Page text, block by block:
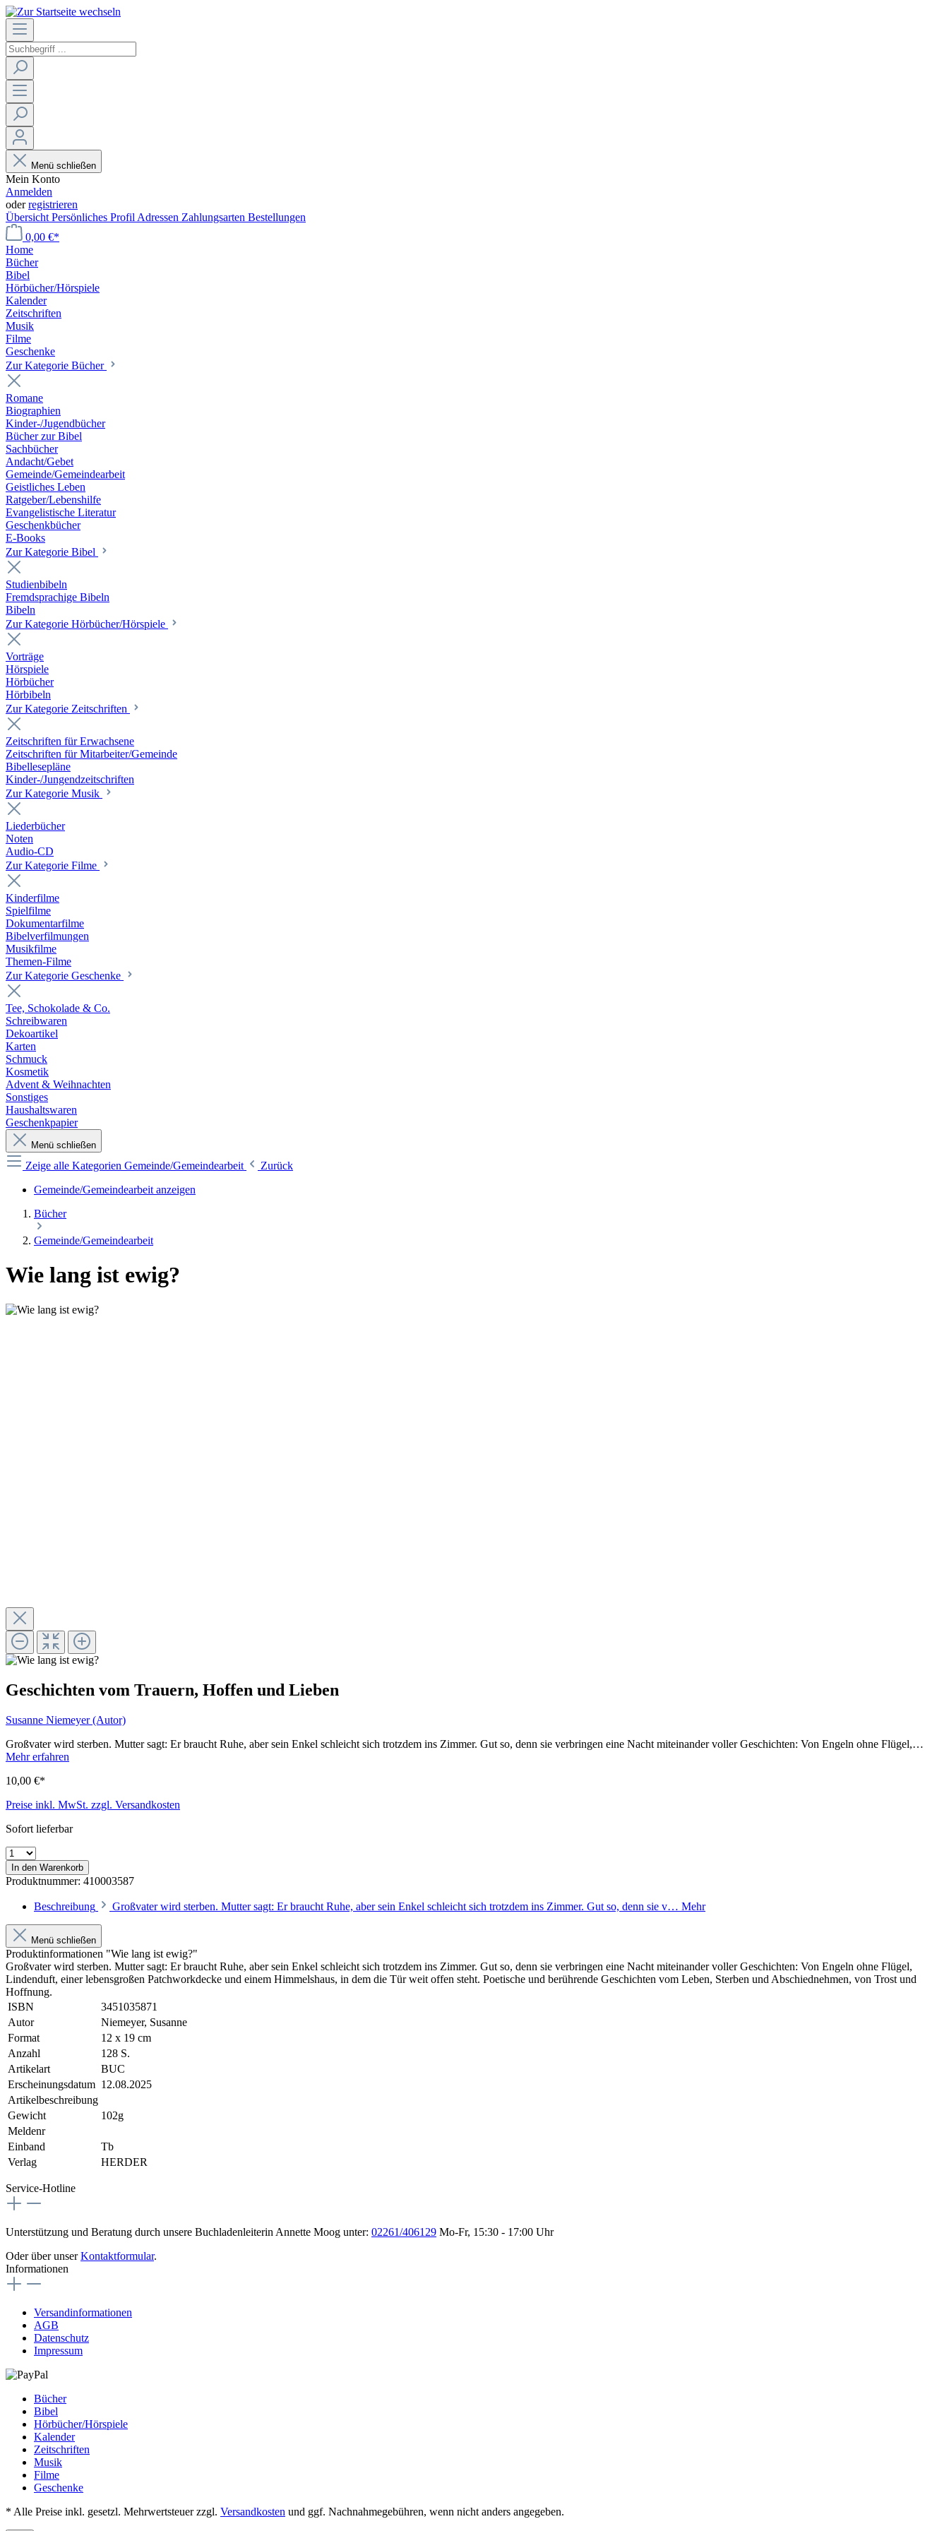
Menü schließen
Mein Konto
Anmelden
oderregistrieren
Übersicht Persönliches Profil Adressen Zahlungsarten Bestellungen
0,00 €*
Home
Bücher
Bibel
Hörbücher/Hörspiele
Kalender
Zeitschriften
Musik
Filme
Geschenke
Zur Kategorie Bücher
Romane
Biographien
Kinder-/Jugendbücher
Bücher zur Bibel
Sachbücher
Andacht/Gebet
Gemeinde/Gemeindearbeit
Geistliches Leben
Ratgeber/Lebenshilfe
Evangelistische Literatur
Geschenkbücher
E-Books
Zur Kategorie Bibel
Studienbibeln
Fremdsprachige Bibeln
Bibeln
Zur Kategorie Hörbücher/Hörspiele
Vorträge
Hörspiele
Hörbücher
Hörbibeln
Zur Kategorie Zeitschriften
Zeitschriften für Erwachsene
Zeitschriften für Mitarbeiter/Gemeinde
Bibellesepläne
Kinder-/Jungendzeitschriften
Zur Kategorie Musik
Liederbücher
Noten
Audio-CD
Zur Kategorie Filme
Kinderfilme
Spielfilme
Dokumentarfilme
Bibelverfilmungen
Musikfilme
Themen-Filme
Zur Kategorie Geschenke
Tee, Schokolade & Co.
Schreibwaren
Dekoartikel
Karten
Schmuck
Kosmetik
Advent & Weihnachten
Sonstiges
Haushaltswaren
Geschenkpapier
Menü schließen
Zeige alle Kategorien Gemeinde/Gemeindearbeit
Zurück
Gemeinde/Gemeindearbeit anzeigen
Bücher
Gemeinde/Gemeindearbeit
Wie lang ist ewig?
Geschichten vom Trauern, Hoffen und Lieben
Susanne Niemeyer (Autor)
Großvater wird sterben. Mutter sagt: Er braucht Ruhe, aber sein Enkel schleicht sich trotzdem ins Zimmer. Gut so, denn sie verbringen eine Nacht miteinander voller Geschichten: Von Engeln ohne Flügel,…
Mehr erfahren
10,00 €*
Preise inkl. MwSt. zzgl. Versandkosten
Sofort lieferbar
In den Warenkorb
Produktnummer: 410003587
Beschreibung Großvater wird sterben. Mutter sagt: Er braucht Ruhe, aber sein Enkel schleicht sich trotzdem ins Zimmer. Gut so, denn sie v… Mehr
Menü schließen
Produktinformationen "Wie lang ist ewig?"
Großvater wird sterben. Mutter sagt: Er braucht Ruhe, aber sein Enkel schleicht sich trotzdem ins Zimmer. Gut so, denn sie verbringen eine Nacht miteinander voller Geschichten: Von Engeln ohne Flügel,
Lindenduft, einer lebensgroßen Patchworkdecke und einem Himmelshaus, in dem die Tür weit offen steht. Poetische und berührende Geschichten vom Leben, Sterben und Abschiednehmen, von Trost und
Hoffnung.
ISBN
3451035871
Autor
Niemeyer, Susanne
Format
12 x 19 cm
Anzahl
128 S.
Artikelart
BUC
Erscheinungsdatum 12.08.2025
Artikelbeschreibung
Gewicht
102g
Meldenr
Einband
Tb
Verlag
HERDER
Service-Hotline
Unterstützung und Beratung durch unsere Buchladenleiterin Annette Moog unter: 02261/406129 Mo-Fr, 15:30 - 17:00 Uhr
Oder über unserKontaktformular.
Informationen
Versandinformationen
AGB
Datenschutz
Impressum
Bücher
Bibel
Hörbücher/Hörspiele
Kalender
Zeitschriften
Musik
Filme
Geschenke
* Alle Preise inkl. gesetzl. Mehrwertsteuer zzgl. Versandkosten und ggf. Nachnahmegebühren, wenn nicht anders angegeben.